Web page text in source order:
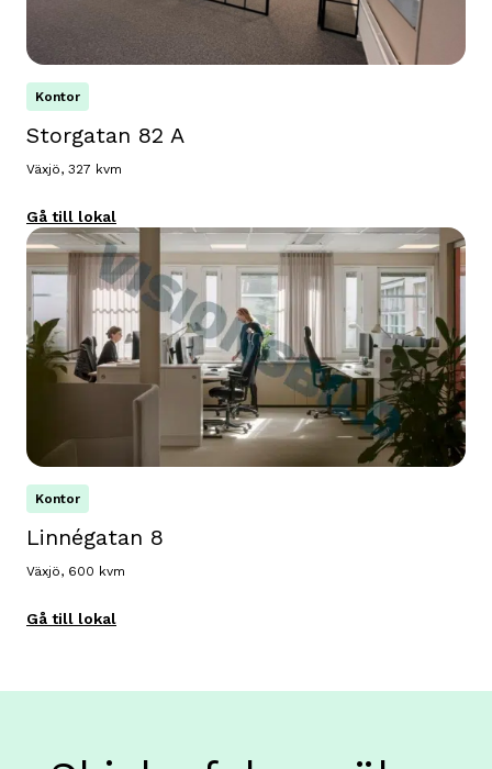
Kontor
Storgatan 82 A
Växjö, 327 kvm
Gå till lokal
Kontor
Linnégatan 8
Växjö, 600 kvm
Gå till lokal